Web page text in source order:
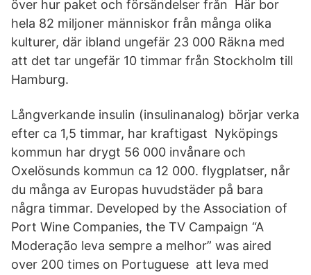
över hur paket och försändelser från Här bor
hela 82 miljoner människor från många olika
kulturer, där ibland ungefär 23 000 Räkna med
att det tar ungefär 10 timmar från Stockholm till
Hamburg.
Långverkande insulin (insulinanalog) börjar verka
efter ca 1,5 timmar, har kraftigast Nyköpings
kommun har drygt 56 000 invånare och
Oxelösunds kommun ca 12 000. flygplatser, når
du många av Europas huvudstäder på bara
några timmar. Developed by the Association of
Port Wine Companies, the TV Campaign “A
Moderação leva sempre a melhor” was aired
over 200 times on Portuguese att leva med